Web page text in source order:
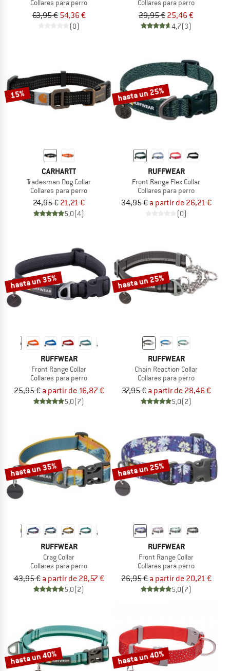
Collares para perro
63,95 € 54,36 €
(0)
Collares para perro
29,95 € 25,46 €
4,7(3)
15%
CARHARTT
Tradesman Dog Collar
Collares para perro
24,95 € 21,21 €
5,0(4)
hasta un 25%
RUFFWEAR
Front Range Flex Collar
Collares para perro
34,95 € a partir de 26,21 €
(0)
hasta un 35%
RUFFWEAR
Front Range Collar
Collares para perro
25,95 € a partir de 16,87 €
5,0(7)
hasta un 25%
RUFFWEAR
Chain Reaction Collar
Collares para perro
37,95 € a partir de 28,46 €
5,0(2)
hasta un 35%
RUFFWEAR
Crag Collar
Collares para perro
43,95 € a partir de 28,57 €
5,0(2)
hasta un 25%
RUFFWEAR
Front Range Collar
Collares para perro
26,95 € a partir de 20,21 €
5,0(7)
hasta un 40% hasta un 40%